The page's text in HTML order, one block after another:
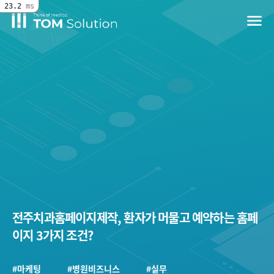
menu
전주치과홈페이지제작, 환자가 머물고 예약하는 홈페
이지 3가지 조건?
#마케팅 #병원비즈니스 #실무
23.2 ms